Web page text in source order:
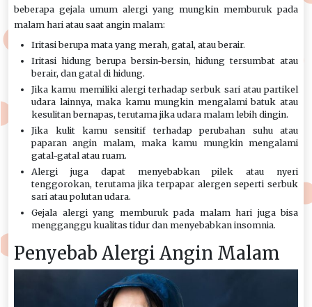
beberapa gejala umum alergi yang mungkin memburuk pada
malam hari atau saat angin malam:
Iritasi berupa mata yang merah, gatal, atau berair.
Iritasi hidung berupa bersin-bersin, hidung tersumbat atau
berair, dan gatal di hidung.
Jika kamu memiliki alergi terhadap serbuk sari atau partikel
udara lainnya, maka kamu mungkin mengalami batuk atau
kesulitan bernapas, terutama jika udara malam lebih dingin.
Jika kulit kamu sensitif terhadap perubahan suhu atau
paparan angin malam, maka kamu mungkin mengalami
gatal-gatal atau ruam.
Alergi juga dapat menyebabkan pilek atau nyeri
tenggorokan, terutama jika terpapar alergen seperti serbuk
sari atau polutan udara.
Gejala alergi yang memburuk pada malam hari juga bisa
mengganggu kualitas tidur dan menyebabkan insomnia.
Penyebab Alergi Angin Malam